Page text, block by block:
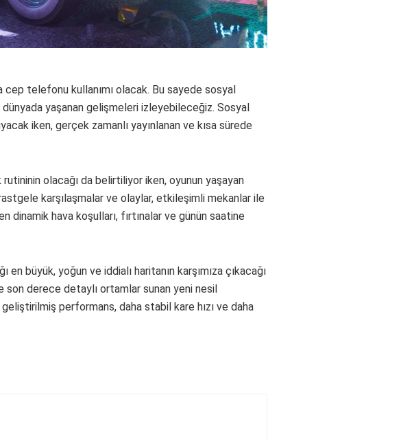
cep telefonu kullanımı olacak. Bu sayede sosyal
yaşanan gelişmeleri izleyebileceğiz. Sosyal
iken, gerçek zamanlı yayınlanan ve kısa sürede
olacağı da belirtiliyor iken, oyunun yaşayan
karşılaşmalar ve olaylar, etkileşimli mekanlar ile
dinamik hava koşulları, fırtınalar ve günün saatine
büyük, yoğun ve iddialı haritanın karşımıza çıkacağı
son derece detaylı ortamlar sunan yeni nesil
performans, daha stabil kare hızı ve daha